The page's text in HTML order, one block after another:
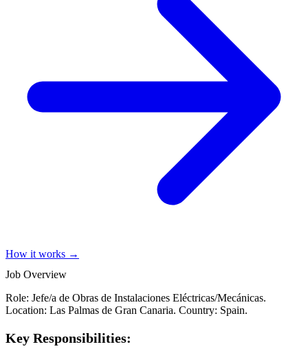
How it works →
Job Overview
Role: Jefe/a de Obras de Instalaciones Eléctricas/Mecánicas.
Location: Las Palmas de Gran Canaria. Country: Spain.
Key Responsibilities: